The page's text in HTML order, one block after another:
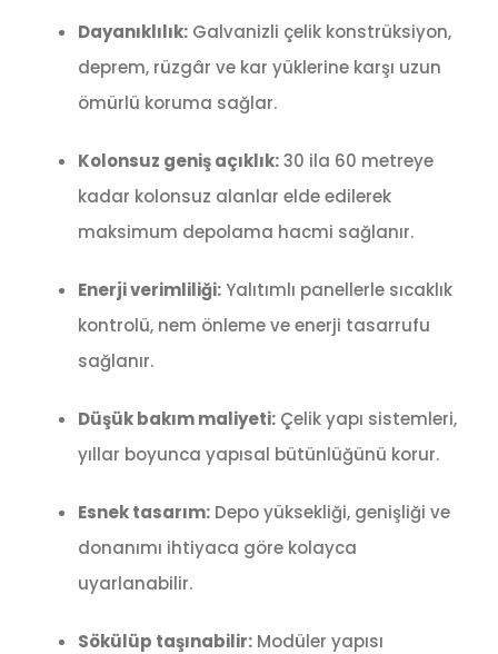
Dayanıklılık:Galvanizli çelik konstrüksiyon,
deprem, rüzgâr ve kar yüklerine karşı uzun
ömürlü koruma sağlar.
Kolonsuz geniş açıklık:30 ila 60 metreye
kadar kolonsuz alanlar elde edilerek
maksimum depolama hacmi sağlanır.
Enerji verimliliği:Yalıtımlı panellerle sıcaklık
kontrolü, nem önleme ve enerji tasarrufu
sağlanır.
Düşük bakım maliyeti:Çelik yapı sistemleri,
yıllar boyunca yapısal bütünlüğünü korur.
Esnek tasarım:Depo yüksekliği, genişliği ve
donanımı ihtiyaca göre kolayca
uyarlanabilir.
Sökülüp taşınabilir:Modüler yapısı